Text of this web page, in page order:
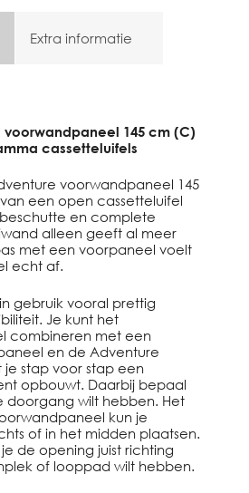
Extra informatie
voorwandpaneel 145 cm (C)
cassetteluifels
voorwandpaneel 145
een open cassetteluifel
en complete
alleen geeft al meer
met een voorpaneel voelt
echt af.
gebruik vooral prettig
Je kunt het
combineren met een
en de Adventure
je stap voor stap een
opbouwt. Daarbij bepaal
doorgang wilt hebben. Het
kun je
of in het midden plaatsen.
de opening juist richting
of looppad wilt hebben.